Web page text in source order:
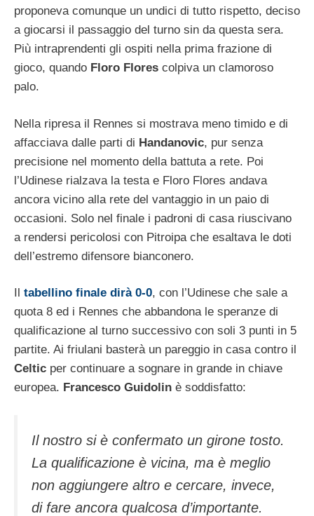
proponeva comunque un undici di tutto rispetto, deciso
a giocarsi il passaggio del turno sin da questa sera.
Più intraprendenti gli ospiti nella prima frazione di
gioco, quando Floro Flores colpiva un clamoroso
palo.
Nella ripresa il Rennes si mostrava meno timido e di
affacciava dalle parti di Handanovic, pur senza
precisione nel momento della battuta a rete. Poi
l’Udinese rialzava la testa e Floro Flores andava
ancora vicino alla rete del vantaggio in un paio di
occasioni. Solo nel finale i padroni di casa riuscivano
a rendersi pericolosi con Pitroipa che esaltava le doti
dell’estremo difensore bianconero.
tabellino finale dirà 0-0, con l’Udinese che sale a
quota 8 ed i Rennes che abbandona le speranze di
qualificazione al turno successivo con soli 3 punti in 5
partite. Ai friulani basterà un pareggio in casa contro il
Celtic per continuare a sognare in grande in chiave
europea. Francesco Guidolin è soddisfatto:
Il nostro si è confermato un girone tosto.
La qualificazione è vicina, ma è meglio
non aggiungere altro e cercare, invece,
di fare ancora qualcosa d’importante.